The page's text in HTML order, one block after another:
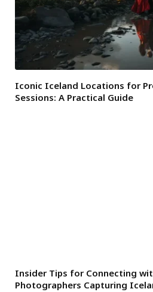
Iconic Iceland Locations for
Sessions: A Practical Guide
Insider Tips for Connecting
Photographers Capturing